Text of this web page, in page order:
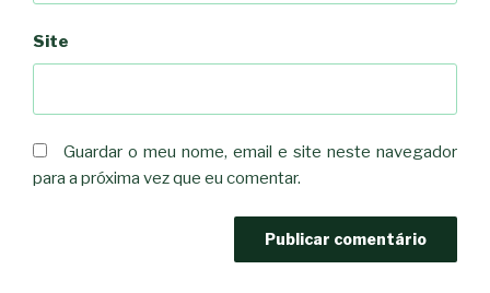
Site
Guardar o meu nome, email e site neste navegador
para a próxima vez que eu comentar.